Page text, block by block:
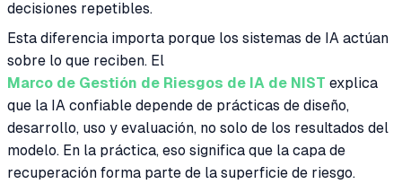
decisiones repetibles.
Esta diferencia importa porque los sistemas de IA actúan
sobre lo que reciben. El
Marco de Gestión de Riesgos de IA de NIST explica
que la IA confiable depende de prácticas de diseño,
desarrollo, uso y evaluación, no solo de los resultados del
modelo. En la práctica, eso significa que la capa de
recuperación forma parte de la superficie de riesgo.